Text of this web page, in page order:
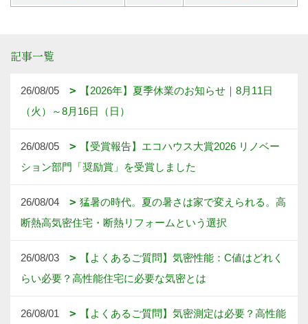
記事一覧
26/08/05
【2026年】夏季休業のお知らせ｜8月11日
（火）～8月16日（日）
26/08/05
【受賞報告】エコハウス大賞2026 リノベー
ション部門「奨励賞」を受賞しました
26/08/04
猛暑の時代。夏の暑さは家で変えられる。高
断熱高気密住宅・断熱リフォームという選択
26/08/03
【よくあるご質問】気密性能：C値はどれく
らい必要？高性能住宅に必要な気密とは
26/08/01 【よくあるご質問】気密測定は必要？高性能